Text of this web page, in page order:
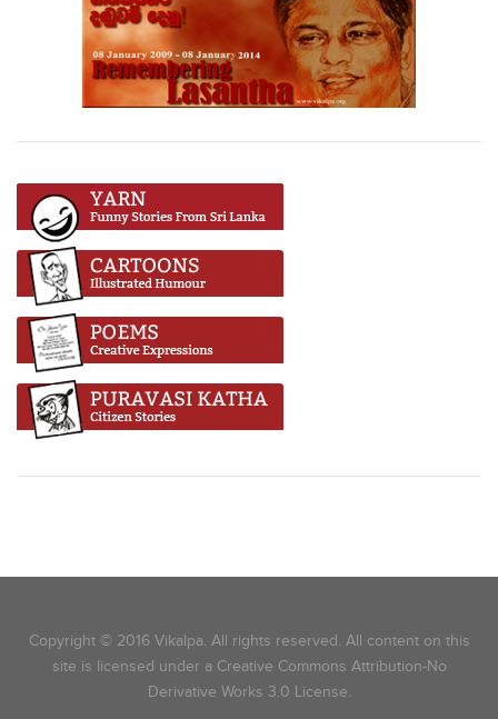
Copyright © 2016 Vikalpa. All rights reserved. All content on this
site is licensed under a Creative Commons Attribution-No
Derivative Works 3.0 License.